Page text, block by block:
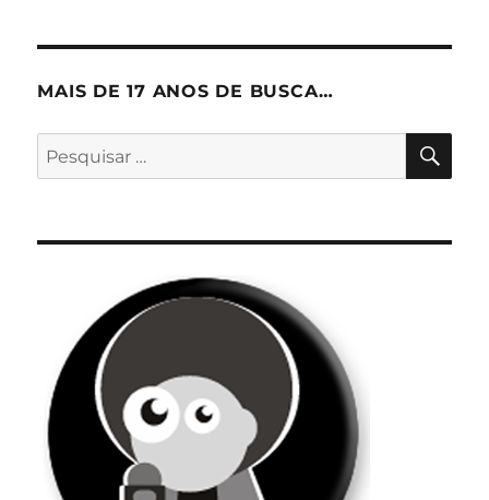
MAIS DE 17 ANOS DE BUSCA…
Pesquisar
por: